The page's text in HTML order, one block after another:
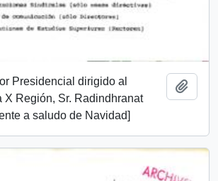
Presidencial dirigido al
X Región, Sr. Radindhranat
a saludo de Navidad]